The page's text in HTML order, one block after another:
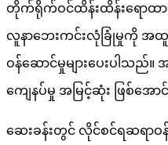
တိုက်ရိုက်ဝင်ထိန်းထိန်းရောထာ
လူနာဘေးကင်းလုံခြုံမှုကို အထူ
ဝန်ဆောင်မှုများပေးပါသည်
ကျေနပ်မှု အမြင့်ဆုံး ဖြစ်အေ
ဆေးခန်းတွင် လိုင်စင်ရဆရာဝန်မ